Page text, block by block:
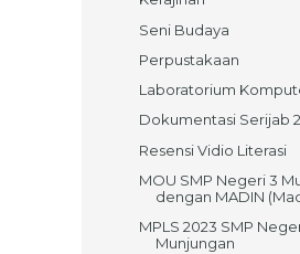
Seni Budaya
Perpustakaan
Laboratorium
Dokumentasi Serijab
Resensi Vidio Literasi
MOU SMP Negeri 3
dengan MADIN
MPLS 2023 SMP
Munjungan